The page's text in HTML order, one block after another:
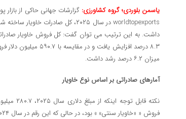
یاسمن بلوردی؛ گروه کشاورزی: گزارشات جهانی حاکی از
میزان ۶.۲ درصد رشد داشت.
آمارهای صادراتی بر اساس نوع خاویار
فروش « «خاویار سنتی» » بود، در حالی که این رقم در سال ۲۰۲۴، به میزان ۴۲.۳ درصد بود.